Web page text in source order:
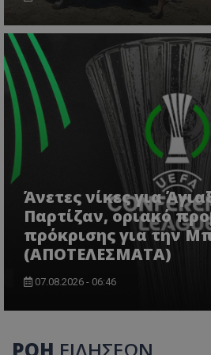
Άνετες νίκες για
Παρτίζαν, οριακό
πρόκρισης για την
(ΑΠΟΤΕΛΕΣΜΑΤΑ)
07.08.2026 - 06:46
VISITOR_PRIVACY_METADATA